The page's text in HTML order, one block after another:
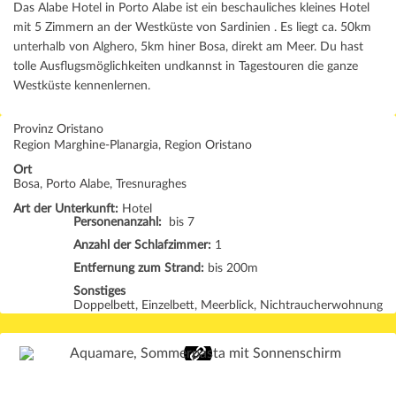
Das Alabe Hotel in Porto Alabe ist ein beschauliches kleines Hotel
mit 5 Zimmern an der Westküste von Sardinien . Es liegt ca. 50km
unterhalb von Alghero, 5km hiner Bosa, direkt am Meer. Du hast
tolle Ausflugsmöglichkeiten undkannst in Tagestouren die ganze
Westküste kennenlernen.
Provinz Oristano
Region Marghine-Planargia, Region Oristano
Ort
Bosa, Porto Alabe, Tresnuraghes
Art der Unterkunft: Hotel
Personenanzahl:
bis 7
Anzahl der Schlafzimmer: 1
Entfernung zum Strand: bis 200m
Sonstiges
Doppelbett, Einzelbett, Meerblick, Nichtraucherwohnung